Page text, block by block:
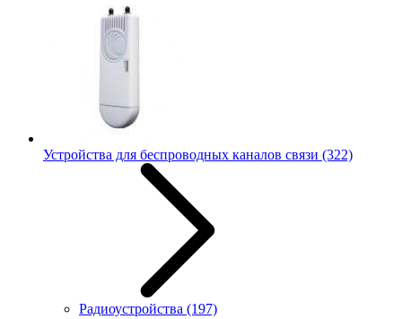
Устройства для беспроводных каналов связи (322)
Радиоустройства (197)